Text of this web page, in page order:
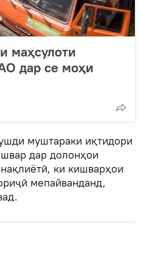
маҳсулоти
дар се моҳи
муштараки иқтидори
дар долонҳои
ки кишварҳои
мепайванданд,